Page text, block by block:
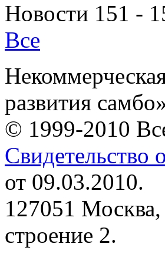
Новости 151 -
Все
развития
© 1999-2010
от 09.03.2010.
127051
строение 2.